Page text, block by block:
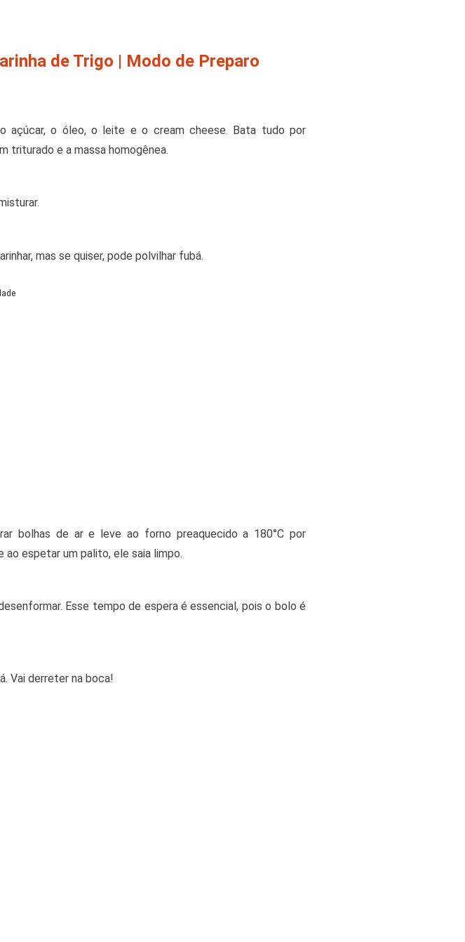
de Trigo | Modo de Preparo
açúcar, o óleo, o leite e o cream cheese. Bata tudo por
triturado e a massa homogênea.
mas se quiser, pode polvilhar fubá.
bolhas de ar e leve ao forno preaquecido a 180°C por
espetar um palito, ele saia limpo.
Esse tempo de espera é essencial, pois o bolo é
Vai derreter na boca!